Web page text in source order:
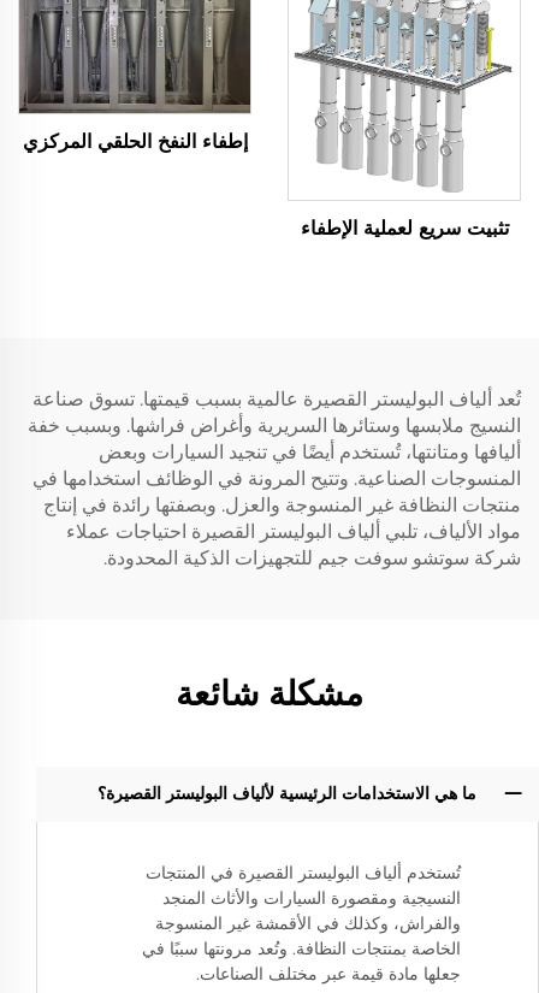
تثبيت سريع لعملية الإطفاء
إطفاء النفخ الحلقي المركزي
تُعد ألياف البوليستر القصيرة عالمية بسبب قيمتها. تسوق صناعة
النسيج ملابسها وستائرها السريرية وأغراض فراشها. وبسبب خفة
أليافها ومتانتها، تُستخدم أيضًا في تنجيد السيارات وبعض
المنسوجات الصناعية. وتتيح المرونة في الوظائف استخدامها في
منتجات النظافة غير المنسوجة والعزل. وبصفتها رائدة في إنتاج
مواد الألياف، تلبي ألياف البوليستر القصيرة احتياجات عملاء
شركة سوتشو سوفت جيم للتجهيزات الذكية المحدودة.
مشكلة شائعة
ما هي الاستخدامات الرئيسية لألياف البوليستر القصيرة؟
تُستخدم ألياف البوليستر القصيرة في المنتجات
النسيجية ومقصورة السيارات والأثاث المنجد
والفراش، وكذلك في الأقمشة غير المنسوجة
الخاصة بمنتجات النظافة. وتُعد مرونتها سببًا في
جعلها مادة قيمة عبر مختلف الصناعات.